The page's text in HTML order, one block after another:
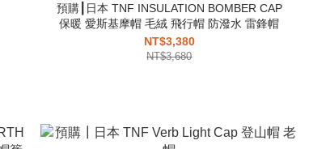
預購┃日本 TNF INSULATION BOMBER CAP
保暖 愛斯基摩帽 毛絨 飛行帽 防潑水 雷鋒帽
NT$3,380
NT$3,680